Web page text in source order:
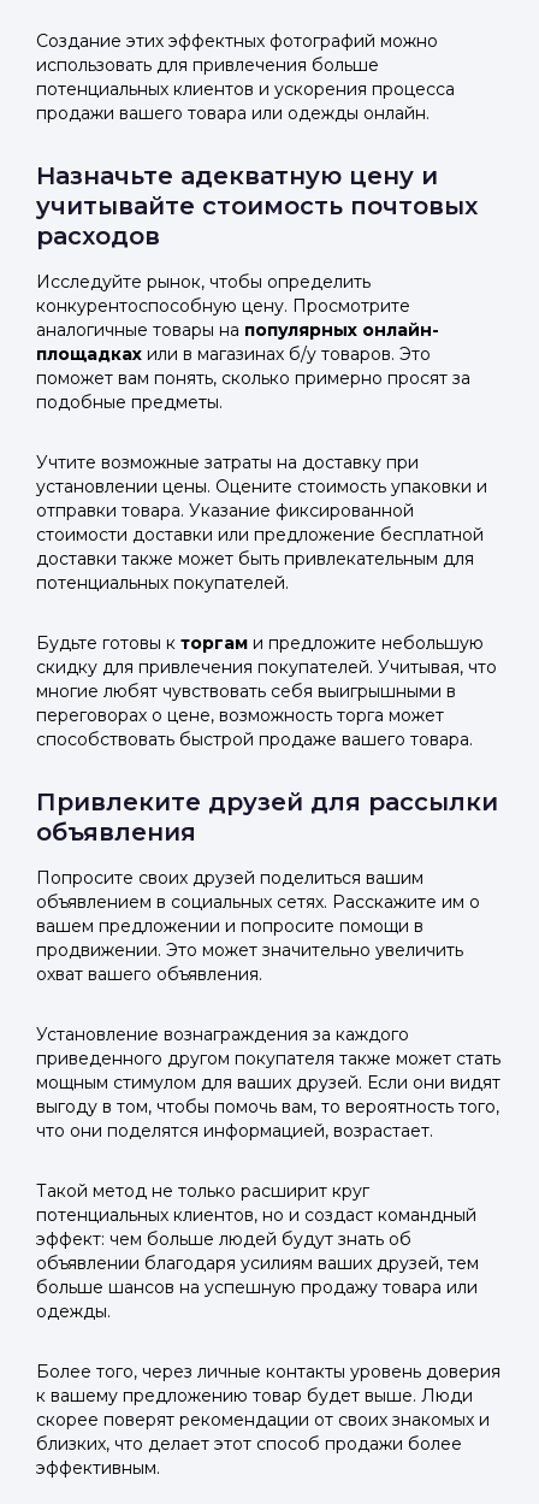
Создание этих эффектных фотографий можно
использовать для привлечения больше
потенциальных клиентов и ускорения процесса
продажи вашего товара или одежды онлайн.
Назначьте адекватную цену и
учитывайте стоимость почтовых
расходов
Исследуйте рынок, чтобы определить
конкурентоспособную цену. Просмотрите
аналогичные товары на популярных онлайн-
площадках или в магазинах б/у товаров. Это
поможет вам понять, сколько примерно просят за
подобные предметы.
Учтите возможные затраты на доставку при
установлении цены. Оцените стоимость упаковки и
отправки товара. Указание фиксированной
стоимости доставки или предложение бесплатной
доставки также может быть привлекательным для
потенциальных покупателей.
Будьте готовы к торгам и предложите небольшую
скидку для привлечения покупателей. Учитывая, что
многие любят чувствовать себя выигрышными в
переговорах о цене, возможность торга может
способствовать быстрой продаже вашего товара.
Привлеките друзей для рассылки
объявления
Попросите своих друзей поделиться вашим
объявлением в социальных сетях. Расскажите им о
вашем предложении и попросите помощи в
продвижении. Это может значительно увеличить
охват вашего объявления.
Установление вознаграждения за каждого
приведенного другом покупателя также может стать
мощным стимулом для ваших друзей. Если они видят
выгоду в том, чтобы помочь вам, то вероятность того,
что они поделятся информацией, возрастает.
Такой метод не только расширит круг
потенциальных клиентов, но и создаст командный
эффект: чем больше людей будут знать об
объявлении благодаря усилиям ваших друзей, тем
больше шансов на успешную продажу товара или
одежды.
Более того, через личные контакты уровень доверия
к вашему предложению товар будет выше. Люди
скорее поверят рекомендации от своих знакомых и
близких, что делает этот способ продажи более
эффективным.